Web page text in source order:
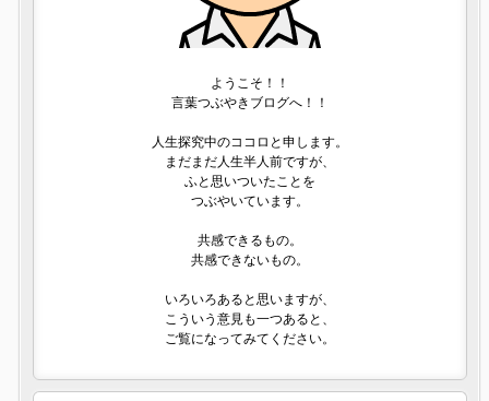
ようこそ！！
言葉つぶやきブログへ！！
人生探究中のココロと申します。
まだまだ人生半人前ですが、
ふと思いついたことを
つぶやいています。
共感できるもの。
共感できないもの。
いろいろあると思いますが、
こういう意見も一つあると、
ご覧になってみてください。